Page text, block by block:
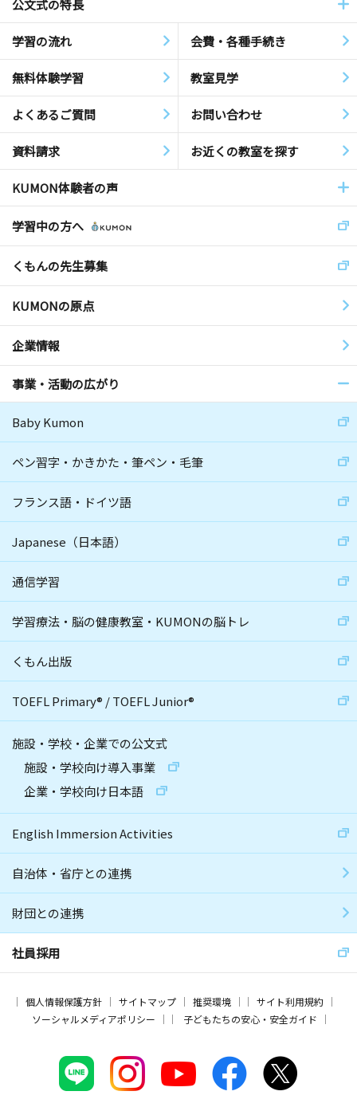
公文式の特長
学習の流れ 会費・各種手続き
無料体験学習 教室見学
よくあるご質問 お問い合わせ
資料請求 お近くの教室を探す
KUMON体験者の声
学習中の方へ
くもんの先生募集
KUMONの原点
企業情報
事業・活動の広がり
Baby Kumon
ペン習字・かきかた・筆ペン・毛筆
フランス語・ドイツ語
Japanese（日本語）
通信学習
学習療法・脳の健康教室・KUMONの脳トレ
くもん出版
TOEFL Primary® /TOEFL Junior®
施設・学校・企業での公文式
施設・学校向け導入事業
企業・学校向け日本語
English Immersion Activities
自治体・省庁との連携
財団との連携
社員採用
個人情報保護方針 サイトマップ 推奨環境
サイト利用規約
ソーシャルメディアポリシー
子どもたちの安心・安全ガイド